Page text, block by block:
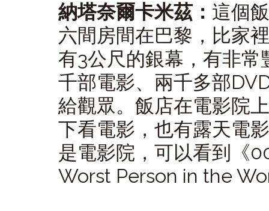
納塔奈爾卡米茲： 這個
六間房間在巴黎，比家
有3公尺的銀幕，有非
千部電影、兩千多部
給觀眾。飯店在電影院
下看電影，也有露天電
是電影院，可以看到《
Worst Person in the